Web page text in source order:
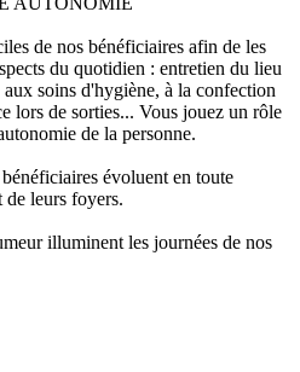
de nos bénéficiaires afin de les
du quotidien : entretien du lieu
soins d'hygiène, à la confection
lors de sorties... Vous jouez un rôle
de la personne.
évoluent en toute
de leurs foyers.
illuminent les journées de nos